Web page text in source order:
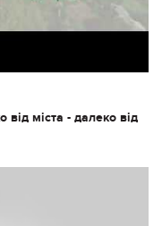
міста - далеко від